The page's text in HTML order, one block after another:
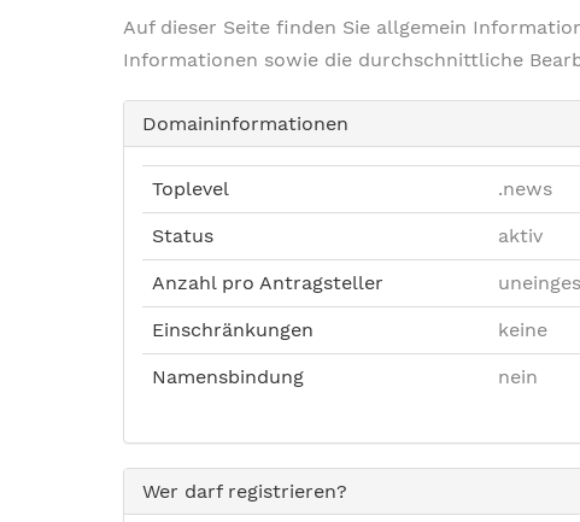
Auf dieser Seite finden Sie allgemein
Informationen sowie die durchschnittliche
Domaininformationen
Toplevel .news
Status aktiv
Anzahl pro Antragsteller
Einschränkungen keine
Namensbindung nein
Wer darf registrieren?